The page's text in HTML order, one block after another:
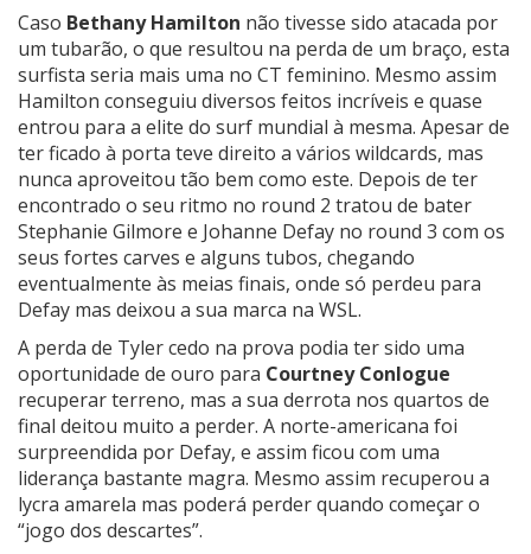
Caso Bethany Hamilton não tivesse sido atacada por
um tubarão, o que resultou na perda de um braço, esta
surfista seria mais uma no CT feminino. Mesmo assim
Hamilton conseguiu diversos feitos incríveis e quase
entrou para a elite do surf mundial à mesma. Apesar de
ter ficado à porta teve direito a vários wildcards, mas
nunca aproveitou tão bem como este. Depois de ter
encontrado o seu ritmo no round 2 tratou de bater
Stephanie Gilmore e Johanne Defay no round 3 com os
seus fortes carves e alguns tubos, chegando
eventualmente às meias finais, onde só perdeu para
Defay mas deixou a sua marca na WSL.
A perda de Tyler cedo na prova podia ter sido uma
oportunidade de ouro para Courtney Conlogue
recuperar terreno, mas a sua derrota nos quartos de
final deitou muito a perder. A norte-americana foi
surpreendida por Defay, e assim ficou com uma
liderança bastante magra. Mesmo assim recuperou a
lycra amarela mas poderá perder quando começar o
“jogo dos descartes”.